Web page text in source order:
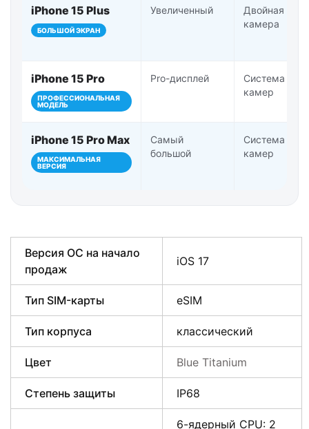
iPhone 15 Plus
БОЛЬШОЙ ЭКРАН
Увеличенный
Двойная
камера
iPhone 15 Pro
ПРОФЕССИОНАЛЬНАЯ
МОДЕЛЬ
Pro-дисплей
Система Pro-
камер
iPhone 15 Pro Max
МАКСИМАЛЬНАЯ
ВЕРСИЯ
Самый
большой
Система Pro-
камер
Версия ОС на начало
продаж
iOS 17
Тип SIM-карты eSIM
Тип корпуса классический
Цвет Blue Titanium
Степень защиты IP68
6-ядерный CPU: 2